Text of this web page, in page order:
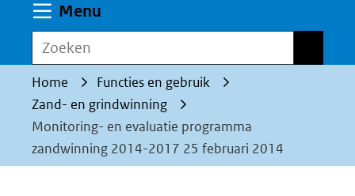
geweigerd.
Menu
Zoeken
Home
Functies en gebruik
Zand- en grindwinning
Monitoring- en evaluatie programma
zandwinning 2014-2017 25 februari 2014